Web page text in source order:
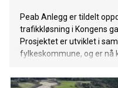
Peab Anlegg er tildelt
trafikkløsning i Kongens
Prosjektet er utviklet i
fylkeskommune, og er nå